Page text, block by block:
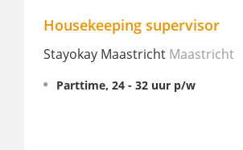
supervisor
MaastrichtMaastricht
24 - 32 uur p/w